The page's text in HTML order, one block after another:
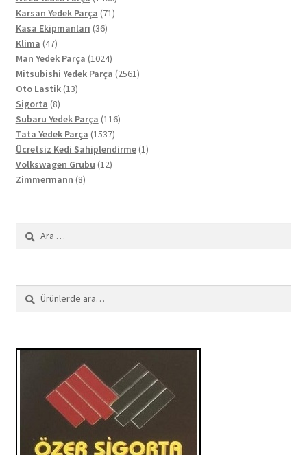
ürün
Karsan Yedek Parça 7171
Kasa Ekipmanları 3636
Klima 4747
ürün
Man Yedek Parça 10241024
ürün
Mitsubishi Yedek Parça 25612561
Oto Lastik 1313
Sigorta 88
ürün
Subaru Yedek Parça 116116
Tata Yedek Parça 15371537
ürün
Ücretsiz Kedi Sahiplendirme 11
Volkswagen Grubu 1212
Zimmermann 88
Arama:
Ara:
Ara